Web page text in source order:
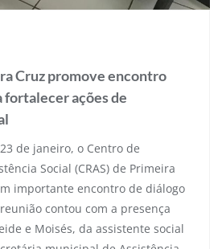
Cruz promove encontro
ações de
de janeiro, o Centro de
Social (CRAS) de Primeira
importante encontro de diálogo
contou com a presença
e Moisés, da assistente social